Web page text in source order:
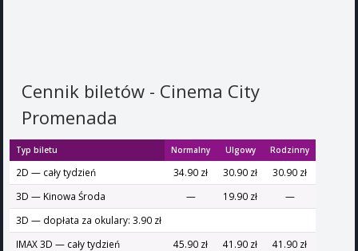
Cennik biletów - Cinema City
Promenada
Typ biletu Normalny Ulgowy Rodzinny
2D — cały tydzień 34.90 zł 30.90 zł
30.90 zł
3D — Kinowa Środa
— 19.90 zł
—
3D — dopłata za okulary: 3.90 zł
IMAX 3D — cały tydzień
45.90 zł 41.90 zł
41.90 zł